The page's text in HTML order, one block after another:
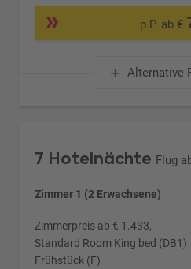
p.P. ab €
Alternative
7 Hotelnächte Flug
Zimmer 1 (2 Erwachsene)
Zimmerpreis ab € 1.433,-
Standard Room King bed (DB1)
Frühstück (F)